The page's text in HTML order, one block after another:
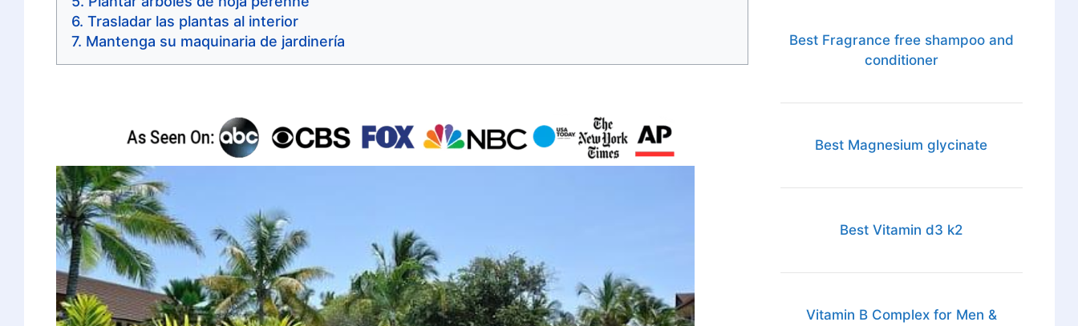
Trasladar las plantas al interior
Mantenga su maquinaria de jardinería
Best Fragrance free shampoo and
conditioner
Best Magnesium glycinate
Best Vitamin d3 k2
Vitamin B Complex for Men &